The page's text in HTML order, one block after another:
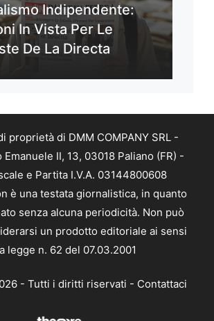
Indipendente:
In Vista Per Le
De La Directa
proprietà di DMM COMPANY SRL -
II, 13, 03018 Paliano (FR) -
e Partita I.V.A. 03144800608
è una testata giornalistica, in quanto
senza alcuna periodicità. Non può
un prodotto editoriale ai sensi
legge n. 62 del 07.03.2001
- Tutti i diritti riservati - Contattaci